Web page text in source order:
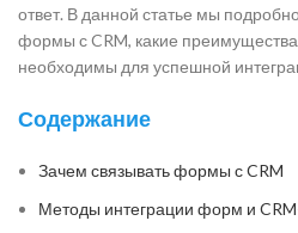
ответ. В данной статье мы
формы с CRM, какие преимущества
необходимы для успешной
Содержание
Зачем связывать формы с CRM
Методы интеграции форм и